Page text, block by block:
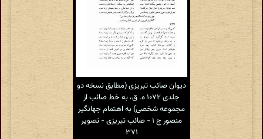
دیوان صائب تبریزی (مطابق نسخه دو
جلدی ۱۰۷۲ ه. ق، به خط صائب از
مجموعه شخصی) به اهتمام جهانگیر
منصور ج ۱ - صائب تبریزی - تصویر
۳۷۱